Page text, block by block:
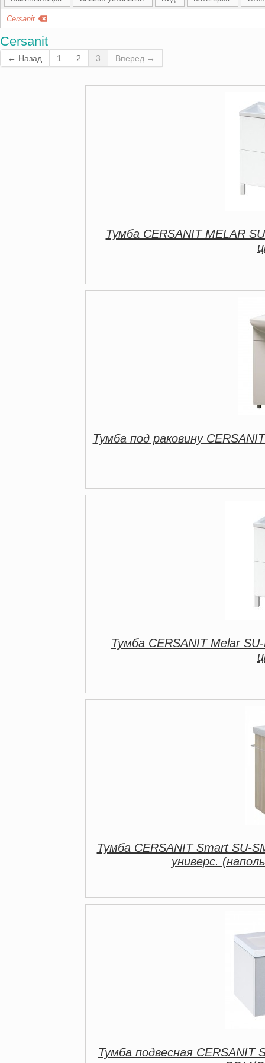
Cersanit
Cersanit
← Назад 1 2 3 Вперед →
Тумба CERSANIT MELAR
Тумба под раковину
Тумба CERSANIT Melar
Тумба CERSANIT Smart SU-
универс.
Тумба подвесная CERSANIT